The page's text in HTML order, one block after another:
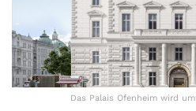
Das Palais Ofenheim wird